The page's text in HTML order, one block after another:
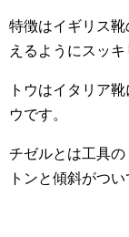
特徴はイギリス
えるようにスッ
トウはイタリア
ウです。
チゼルとは工具
トンと傾斜がつ